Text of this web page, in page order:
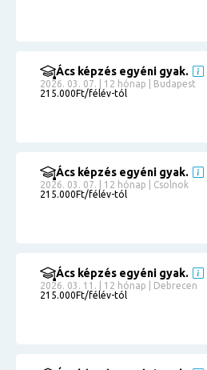
Ács képzés egyéni gyak.
2026. 03. 07. | 12 hónap | Budapest
215.000Ft/félév-tól
Ács képzés egyéni gyak.
2026. 03. 07. | 12 hónap | Csolnok
215.000Ft/félév-tól
Ács képzés egyéni gyak.
2026. 03. 11. | 12 hónap | Debrecen
215.000Ft/félév-tól